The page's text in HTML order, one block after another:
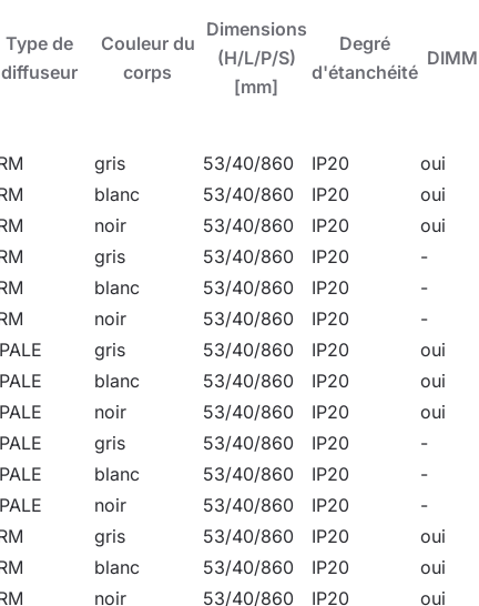
conçues, entre autres, pour les couloirs, les voies de
Type de
diffuseur
Couleur du
corps
Dimensions
(H/L/P/S)
[mm]
Degré
d'étanchéité
gris 53/40/860 IP20 oui
blanc 53/40/860 IP20 oui
noir 53/40/860 IP20 oui
gris 53/40/860 IP20 -
blanc 53/40/860 IP20 -
noir 53/40/860 IP20 -
gris 53/40/860 IP20 oui
blanc 53/40/860 IP20 oui
noir 53/40/860 IP20 oui
gris 53/40/860 IP20 -
blanc 53/40/860 IP20 -
noir 53/40/860 IP20 -
gris 53/40/860 IP20 oui
blanc 53/40/860 IP20 oui
noir 53/40/860 IP20 oui